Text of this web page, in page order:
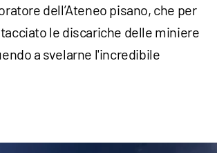
dell’Ateneo pisano, che per
le discariche delle miniere
a svelarne l'incredibile